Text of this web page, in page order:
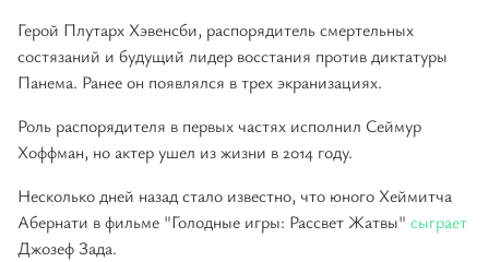
Герой Плутарх Хэвенсби, распорядитель смертельных
состязаний и будущий лидер восстания против диктатуры
Панема. Ранее он появлялся в трех экранизациях.
Роль распорядителя в первых частях исполнил Сеймур
Хоффман, но актер ушел из жизни в 2014 году.
Несколько дней назад стало известно, что юного Хеймитча
Абернати в фильме "Голодные игры: Рассвет Жатвы" сыграет
Джозеф Зада.